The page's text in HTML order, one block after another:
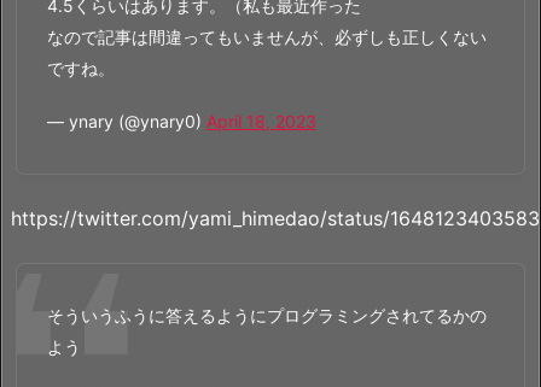
4.5くらいはあります。（私も最近作った
なので記事は間違ってもいませんが、必ずしも正しくない
ですね。
— ynary (@ynary0) April 18, 2023
https://twitter.com/yami_himedao/status/
そういうふうに答えるようにプログラミングされてるかの
よう